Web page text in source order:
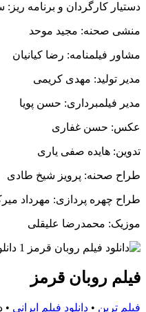
دستیار کارگردان و برنامه ریز:
منشی صحنه: مجید موحد
مشاور فیلمنامه: رضا کیانیان
مدیر تولید: مهدی کریمی
مدیر فیلمبرداری: حسن پویا
عکس: حسن غفاری
تدوین: هایده صفی یاری
طراح صحنه: پرویز شیخ طادی
طراح چهره پردازی: مهرداد
موزیک: محمدرضا علیقلی
فیلم روبان قرمز
فیلم ترین • دانلود فیلم ایرانی •